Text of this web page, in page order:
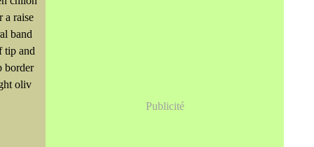
a raise
band
tip and
border
oliv
Publicité